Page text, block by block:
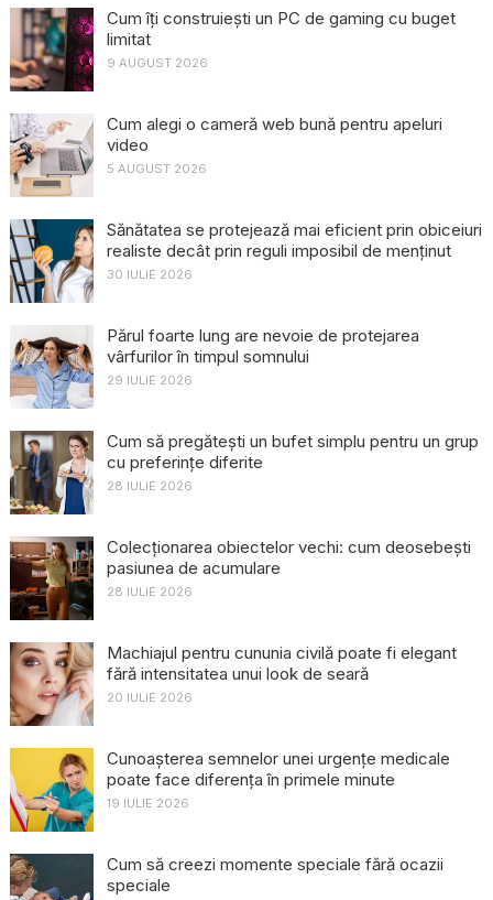
Cum îți construiești un PC de gaming cu buget
limitat
9 AUGUST 2026
Cum alegi o cameră web bună pentru apeluri
video
5 AUGUST 2026
Sănătatea se protejează mai eficient prin obiceiuri
realiste decât prin reguli imposibil de menținut
30 IULIE 2026
Părul foarte lung are nevoie de protejarea
vârfurilor în timpul somnului
29 IULIE 2026
Cum să pregătești un bufet simplu pentru un grup
cu preferințe diferite
28 IULIE 2026
Colecționarea obiectelor vechi: cum deosebești
pasiunea de acumulare
28 IULIE 2026
Machiajul pentru cununia civilă poate fi elegant
fără intensitatea unui look de seară
20 IULIE 2026
Cunoașterea semnelor unei urgențe medicale
poate face diferența în primele minute
19 IULIE 2026
Cum să creezi momente speciale fără ocazii
speciale